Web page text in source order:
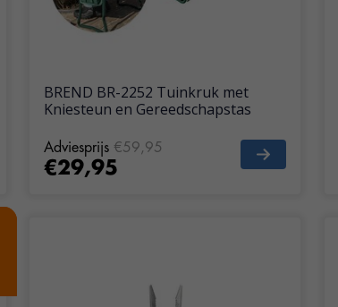
BREND BR-2252 Tuinkruk met
Kniesteun en Gereedschapstas
Adviesprijs €59,95
€29,95